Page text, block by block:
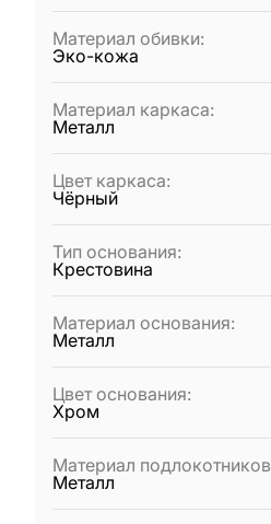
Материал обивки:
Эко-кожа
Материал каркаса:
Металл
Цвет каркаса:
Чёрный
Тип основания:
Крестовина
Материал основания:
Металл
Цвет основания:
Хром
Материал подлокотников
Металл